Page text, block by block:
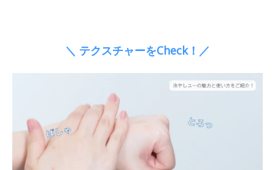
＼ テクスチャーをCheck！／